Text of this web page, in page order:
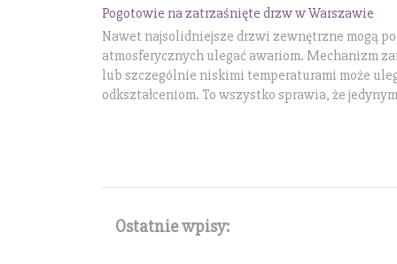
Pogotowie na zatrzaśnięte drzw w Warszawie
Nawet najsolidniejsze drzwi zewnętrzne mogą
atmosferycznych ulegać awariom. Mechanizm
lub szczególnie niskimi temperaturami może
odkształceniom. To wszystko sprawia, że
Ostatnie wpisy: